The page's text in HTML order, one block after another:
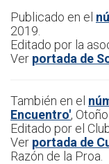
Publicado en el
2019.
Editado por la
Ver portada de
También en el
Encuentro',
Editado por el
Ver portada de
Razón de la Proa.